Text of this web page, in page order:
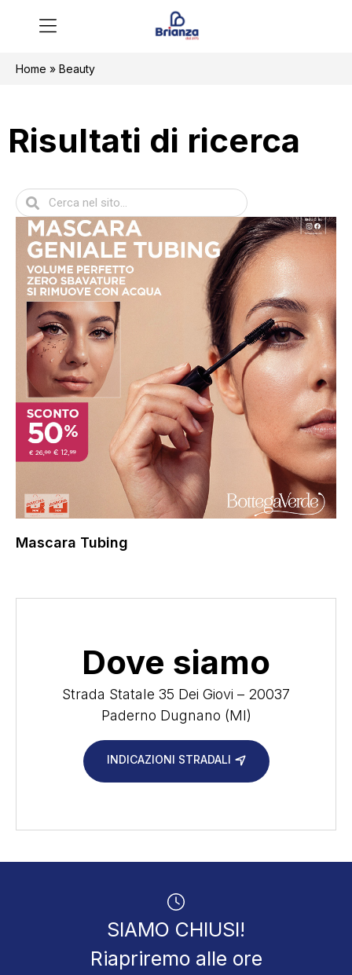
Home » Beauty
Risultati di ricerca
Mascara Tubing
Dove siamo
Strada Statale 35 Dei Giovi – 20037
Paderno Dugnano (MI)
INDICAZIONI STRADALI
SIAMO CHIUSI!
Riapriremo alle ore